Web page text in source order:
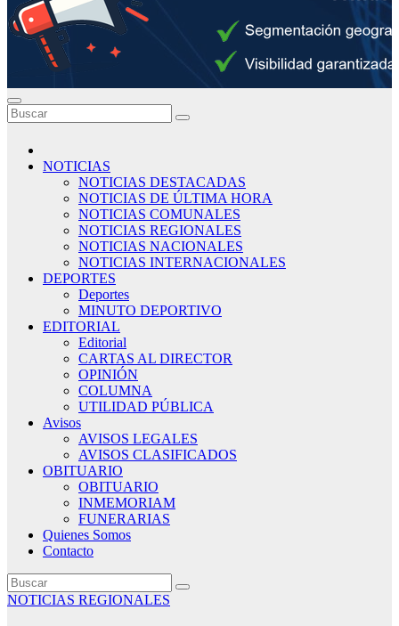
NOTICIAS
NOTICIAS DESTACADAS
NOTICIAS DE ÚLTIMA HORA
NOTICIAS COMUNALES
NOTICIAS REGIONALES
NOTICIAS NACIONALES
NOTICIAS INTERNACIONALES
DEPORTES
Deportes
MINUTO DEPORTIVO
EDITORIAL
Editorial
CARTAS AL DIRECTOR
OPINIÓN
COLUMNA
UTILIDAD PÚBLICA
Avisos
AVISOS LEGALES
AVISOS CLASIFICADOS
OBITUARIO
OBITUARIO
INMEMORIAM
FUNERARIAS
Quienes Somos
Contacto
NOTICIAS REGIONALES